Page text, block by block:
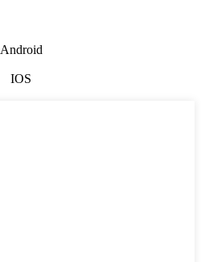
Android
IOS